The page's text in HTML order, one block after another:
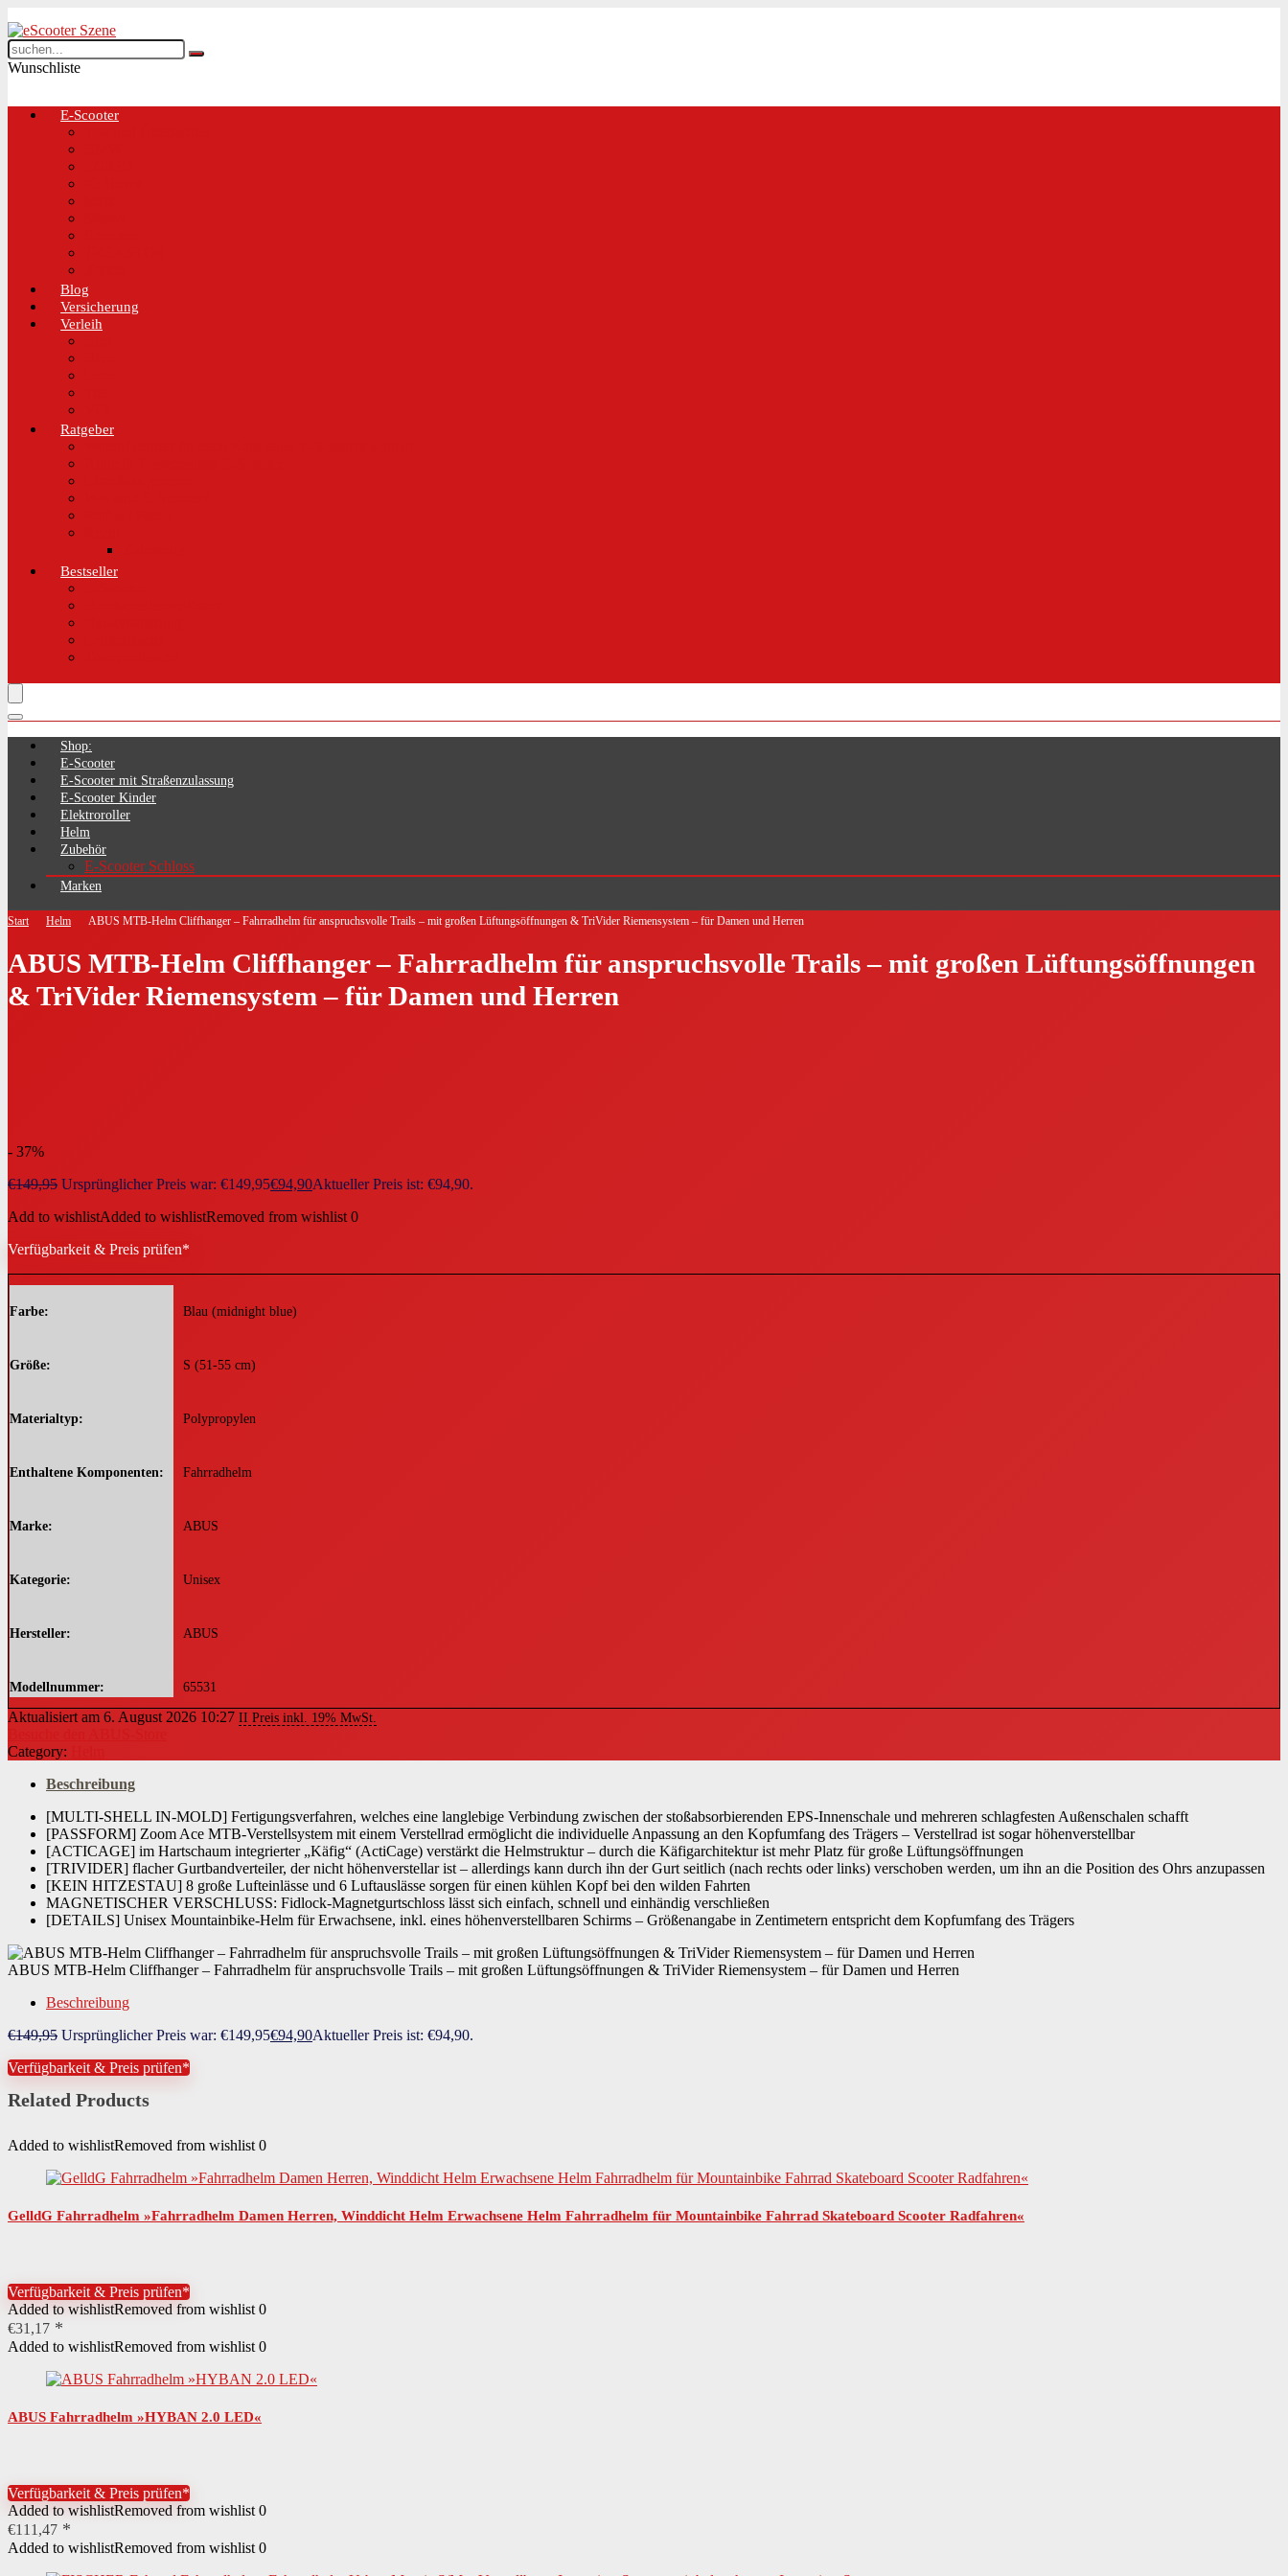
Wunschliste
E-Scooter
Blog
Versicherung
Verleih
Ratgeber
Bestseller
Shop:
E-Scooter
E-Scooter mit Straßenzulassung
E-Scooter Kinder
Elektroroller
Helm
Zubehör
E-Scooter Schloss
Marken
Start Helm ABUS MTB-Helm Cliffhanger – Fahrradhelm für anspruchsvolle Trails – mit großen Lüftungsöffnungen & TriVider Riemensystem – für Damen und Herren
ABUS MTB-Helm Cliffhanger – Fahrradhelm für anspruchsvolle Trails – mit großen Lüftungsöffnungen
& TriVider Riemensystem – für Damen und Herren
- 37%
€149,95 Ursprünglicher Preis war: €149,95€94,90Aktueller Preis ist: €94,90.
Add to wishlistAdded to wishlistRemoved from wishlist 0
Verfügbarkeit & Preis prüfen*
Farbe ‎Blau (midnight blue)
Größe ‎S (51-55 cm)
Materialtyp ‎Polypropylen
Enthaltene Komponenten ‎Fahrradhelm
Marke ‎ABUS
Kategorie ‎Unisex
Hersteller ‎ABUS
Modellnummer ‎65531
Aktualisiert am 6. August 2026 10:27 II Preis inkl. 19% MwSt.
Category:
Beschreibung
[MULTI-SHELL IN-MOLD] Fertigungsverfahren, welches eine langlebige Verbindung zwischen der stoßabsorbierenden EPS-Innenschale und mehreren schlagfesten Außenschalen schafft
[PASSFORM] Zoom Ace MTB-Verstellsystem mit einem Verstellrad ermöglicht die individuelle Anpassung an den Kopfumfang des Trägers – Verstellrad ist sogar höhenverstellbar
[ACTICAGE] im Hartschaum integrierter „Käfig“ (ActiCage) verstärkt die Helmstruktur – durch die Käfigarchitektur ist mehr Platz für große Lüftungsöffnungen
[TRIVIDER] flacher Gurtbandverteiler, der nicht höhenverstellar ist – allerdings kann durch ihn der Gurt seitlich (nach rechts oder links) verschoben werden, um ihn an die Position des Ohrs anzupassen
[KEIN HITZESTAU] 8 große Lufteinlässe und 6 Luftauslässe sorgen für einen kühlen Kopf bei den wilden Fahrten
MAGNETISCHER VERSCHLUSS: Fidlock-Magnetgurtschloss lässt sich einfach, schnell und einhändig verschließen
[DETAILS] Unisex Mountainbike-Helm für Erwachsene, inkl. eines höhenverstellbaren Schirms – Größenangabe in Zentimetern entspricht dem Kopfumfang des Trägers
ABUS MTB-Helm Cliffhanger – Fahrradhelm für anspruchsvolle Trails – mit großen Lüftungsöffnungen & TriVider Riemensystem – für Damen und Herren
Beschreibung
€149,95 Ursprünglicher Preis war: €149,95€94,90Aktueller Preis ist: €94,90.
Verfügbarkeit & Preis prüfen*
Related Products
Added to wishlistRemoved from wishlist 0
GelldG Fahrradhelm »Fahrradhelm Damen Herren, Winddicht Helm Erwachsene Helm Fahrradhelm für Mountainbike Fahrrad Skateboard Scooter Radfahren«
Verfügbarkeit & Preis prüfen*
Added to wishlistRemoved from wishlist 0
€31,17
Added to wishlistRemoved from wishlist 0
ABUS Fahrradhelm »HYBAN 2.0 LED«
Verfügbarkeit & Preis prüfen*
Added to wishlistRemoved from wishlist 0
€111,47
Added to wishlistRemoved from wishlist 0